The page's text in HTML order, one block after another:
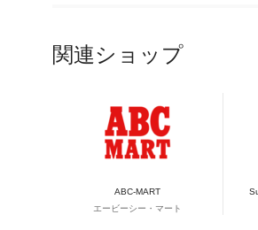
関連ショップ
ABC-MART
エービーシー・マート